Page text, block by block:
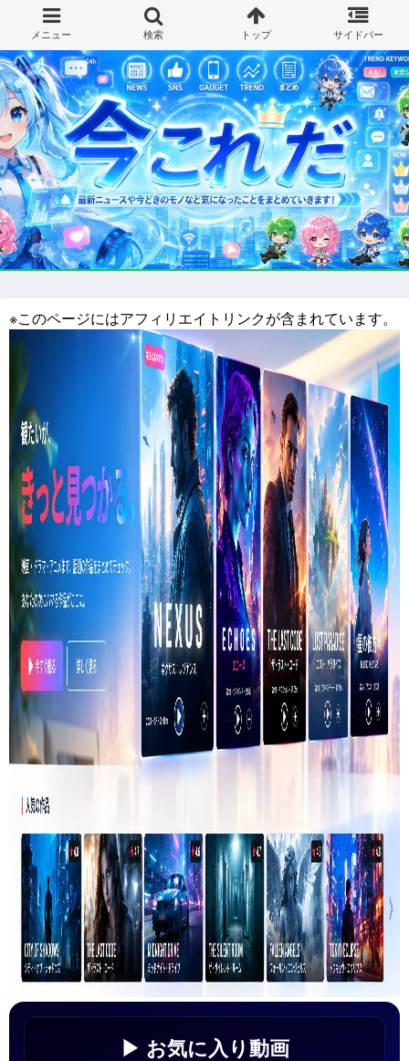
※このページにはアフィリエイトリンクが含まれています。
▶ お気に入り動画